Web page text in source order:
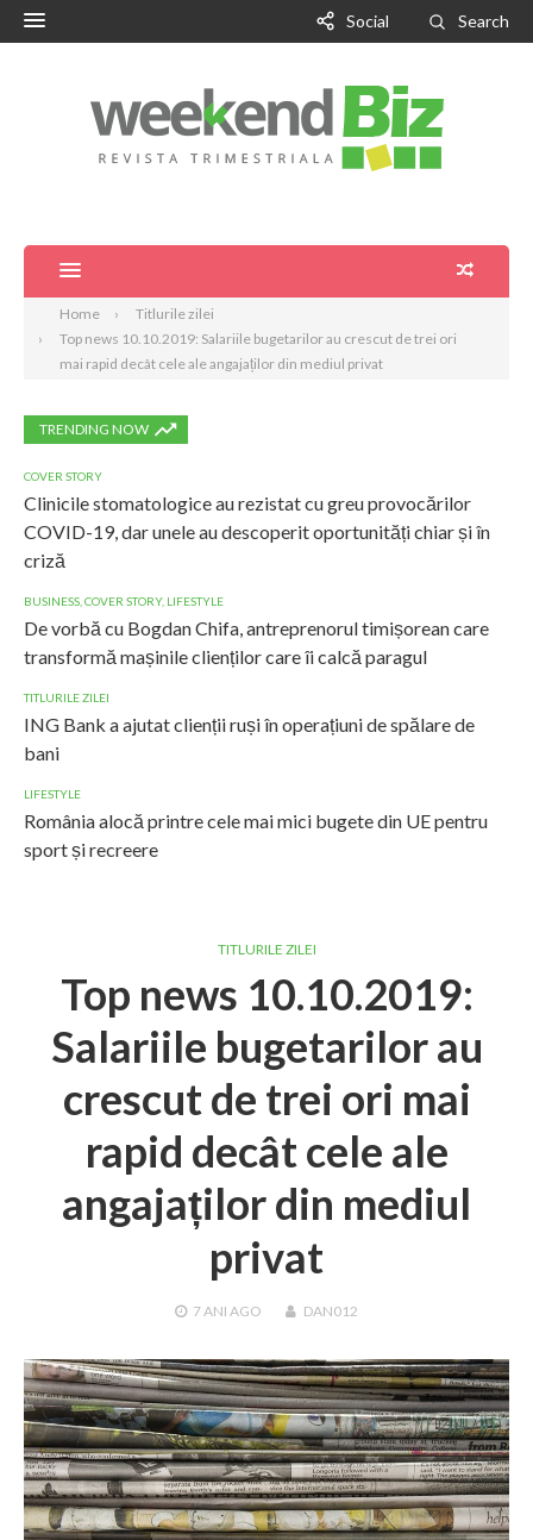
Social Search
Home
Titlurile zilei
Top news 10.10.2019: Salariile bugetarilor au crescut de trei ori
mai rapid decât cele ale angajaților din mediul privat
TRENDING NOW
COVER STORY
Clinicile stomatologice au rezistat cu greu provocărilor
COVID-19, dar unele au descoperit oportunități chiar și în
criză
BUSINESS COVER STORY, LIFESTYLE
De vorbă cu Bogdan Chifa, antreprenorul timișorean care
transformă mașinile clienților care îi calcă paragul
TITLURILE ZILEI
ING Bank a ajutat clienții ruși în operațiuni de spălare de
bani
LIFESTYLE
România alocă printre cele mai mici bugete din UE pentru
sport și recreere
TITLURILE ZILEI
Top news 10.10.2019:
Salariile bugetarilor au
crescut de trei ori mai
rapid decât cele ale
angajaților din mediul
privat
7 ANI AGO DAN012